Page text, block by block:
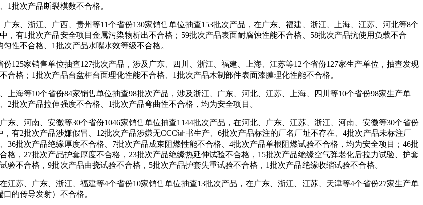
1批次产品断裂模数不合格。
、浙江、广西、贵州等11个省份130家销售单位抽查153批次产品，在广东、福建、浙江、上海、江苏、河北等8个
，有1批次产品安全项目金属污染物析出不合格；59批次产品表面耐腐蚀性能不合格、58批次产品抗使用负载不合
性不合格、1批次产品水嘴水效等级不合格。
家销售单位抽查127批次产品，涉及广东、四川、浙江、福建、上海、江苏等12个省份127家生产单位，抽查发现
格；1批次产品台盆柜台面理化性能不合格、1批次产品木制部件表面漆膜理化性能不合格。
等10个省份84家销售单位抽查98批次产品，涉及浙江、广东、河北、江苏、上海、四川等10个省份98家生产单
批次产品拉伸强度不合格、1批次产品弯曲性不合格，均为安全项目。
河南、安徽等30个省份1046家销售单位抽查1144批次产品，在河北、广东、江苏、浙江、河南、安徽等30个省份
有2批次产品涉嫌假冒、12批次产品涉嫌无CCC证书生产、6批次产品标注的厂名厂址不存在、4批次产品未标注厂
批次产品绝缘厚度不合格、7批次产品成束阻燃性能不合格、4批次产品单根阻燃试验不合格，均为安全项目；46批
，27批次产品护套厚度不合格，23批次产品绝缘热延伸试验不合格，15批次产品绝缘空气弹老化后拉力试验、护套
不合格，9批次产品曲挠试验不合格，5批次产品护套失重试验不合格，1批次产品绝缘收缩试验不合格。
、广东、浙江、福建等4个省份10家销售单位抽查13批次产品，在广东、浙江、江苏、天津等4个省份27家生产单
的传导发射）不合格。